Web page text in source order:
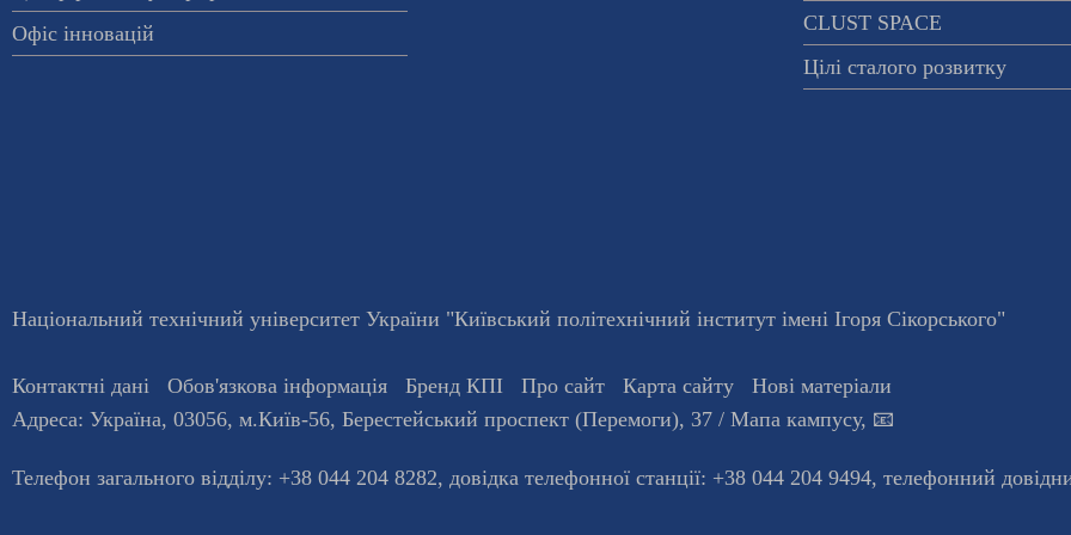
Офіс інновацій
CLUST SPACE
Цілі сталого розвитку
Національний технічний університет України "Київський політехнічний інститут імені Ігоря Сікорського"
Контактні дані Обов'язкова інформація Бренд КПІ Про сайт Карта сайту
Нові матеріали
Адреса: Україна, 03056, м.Київ-56, Берестейський проспект (Перемоги), 37 / Мапа кампусу, 📧
Телефон загального відділу: +38 044 204 8282, довiдка телефонної станцiї: +38 044 204 9494, телефонний